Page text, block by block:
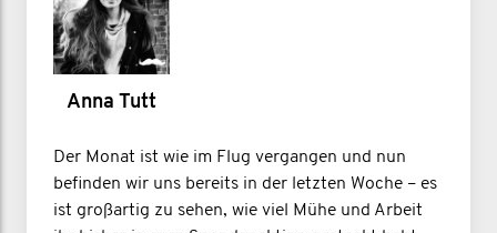
Anna Tutt
Der Monat ist wie im Flug vergangen und nun
befinden wir uns bereits in der letzten Woche – es
ist großartig zu sehen, wie viel Mühe und Arbeit